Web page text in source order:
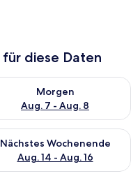
diese Daten
Nacht, Aug. 6 - Aug. 7.
Morgen
Aug. 7 - Aug. 8
die Verfügbarkeit
Wochenende, Aug. 7
Nächstes Wochenende
Aug. 14 - Aug. 16
die Verfügbarkeit